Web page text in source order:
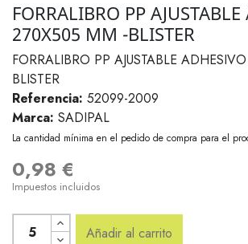
FORRALIBRO PP
270X505 MM -BLISTER
FORRALIBRO PP AJUSTABLE
BLISTER
Referencia: 52099-2009
Marca: SADIPAL
La cantidad mínima en el pedido de compra para el
0,98 €
Impuestos incluidos
Añadir al carrito